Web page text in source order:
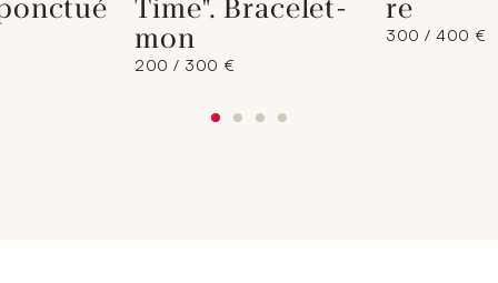
Time". Bracelet-
mon
200 / 300 €
re
300 / 400 €